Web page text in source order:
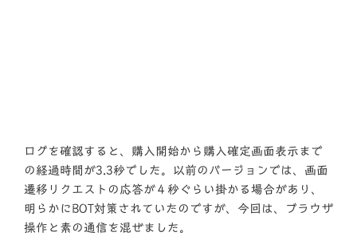
ログを確認すると、購入開始から購入確定画面表示まで
の経過時間が3.3秒でした。以前のバージョンでは、画面
遷移リクエストの応答が４秒ぐらい掛かる場合があり、
明らかにBOT対策されていたのですが、今回は、ブラウザ
操作と素の通信を混ぜました。